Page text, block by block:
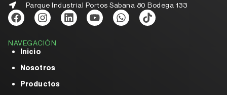
Parque Industrial Portos Sabana 80 Bodega 133
NAVEGACIÓN
Inicio
Nosotros
Productos